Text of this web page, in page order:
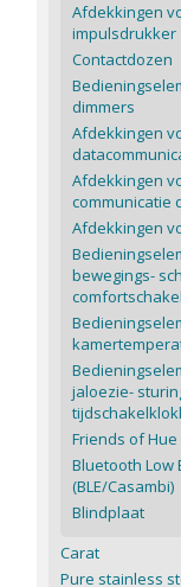
Afdekkingen
impulsdrukker
Contactdozen
dimmers
Afdekkingen
Afdekkingen
communicatie
Afdekkingen
bewegings-
jaloezie-
Friends of Hue
Bluetooth Low
(BLE/Casambi)
Blindplaat
Carat
Pure stainless